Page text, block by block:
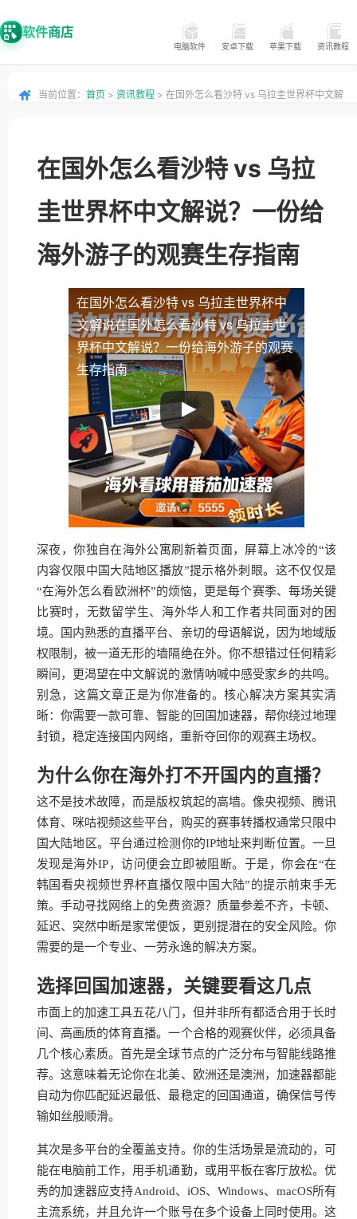
软件商店
电脑软件 安卓下载 苹果下载 资讯教程
当前位置： 首页 > 资讯教程 > 在国外怎么看沙特 vs 乌拉圭世界杯中文解
在国外怎么看沙特 vs 乌拉
圭世界杯中文解说？一份给
海外游子的观赛生存指南
在国外怎么看沙特 vs 乌拉圭世界杯中
文解说在国外怎么看沙特 vs 乌拉圭世
界杯中文解说？一份给海外游子的观赛
生存指南
深夜，你独自在海外公寓刷新着页面，屏幕上冰冷的“该
内容仅限中国大陆地区播放”提示格外刺眼。这不仅仅是
“在海外怎么看欧洲杯”的烦恼，更是每个赛季、每场关键
比赛时，无数留学生、海外华人和工作者共同面对的困
境。国内熟悉的直播平台、亲切的母语解说，因为地域版
权限制，被一道无形的墙隔绝在外。你不想错过任何精彩
瞬间，更渴望在中文解说的激情呐喊中感受家乡的共鸣。
别急，这篇文章正是为你准备的。核心解决方案其实清
晰：你需要一款可靠、智能的回国加速器，帮你绕过地理
封锁，稳定连接国内网络，重新夺回你的观赛主场权。
为什么你在海外打不开国内的直播？
这不是技术故障，而是版权筑起的高墙。像央视频、腾讯
体育、咪咕视频这些平台，购买的赛事转播权通常只限中
国大陆地区。平台通过检测你的IP地址来判断位置。一旦
发现是海外IP，访问便会立即被阻断。于是，你会在“在
韩国看央视频世界杯直播仅限中国大陆”的提示前束手无
策。手动寻找网络上的免费资源？质量参差不齐，卡顿、
延迟、突然中断是家常便饭，更别提潜在的安全风险。你
需要的是一个专业、一劳永逸的解决方案。
选择回国加速器，关键要看这几点
市面上的加速工具五花八门，但并非所有都适合用于长时
间、高画质的体育直播。一个合格的观赛伙伴，必须具备
几个核心素质。首先是全球节点的广泛分布与智能线路推
荐。这意味着无论你在北美、欧洲还是澳洲，加速器都能
自动为你匹配延迟最低、最稳定的回国通道，确保信号传
输如丝般顺滑。
其次是多平台的全覆盖支持。你的生活场景是流动的，可
能在电脑前工作，用手机通勤，或用平板在客厅放松。优
秀的加速器应支持Android、iOS、Windows、macOS所有
主流系统，并且允许一个账号在多个设备上同时使用。这